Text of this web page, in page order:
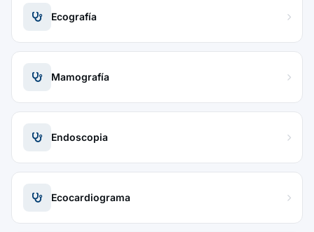
Ecografía
Mamografía
Endoscopia
Ecocardiograma